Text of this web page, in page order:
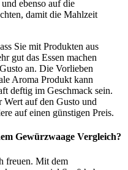
ebenso auf die
damit die Mahlzeit
Sie mit Produkten aus
gut das Essen machen
an. Die Vorlieben
Aroma Produkt kann
deftig im Geschmack sein.
auf den Gusto und
auf einen günstigen Preis.
Gewürzwaage Vergleich?
freuen. Mit dem